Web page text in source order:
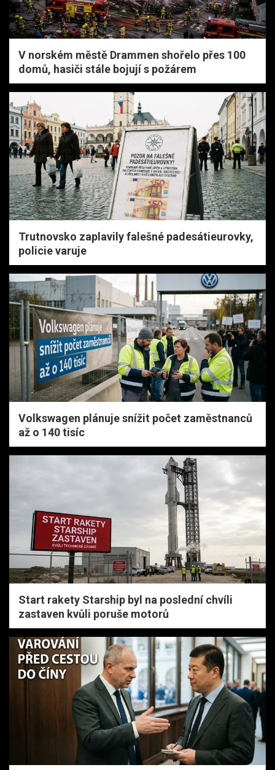
V norském městě Drammen shořelo přes 100
domů, hasiči stále bojují s požárem
Trutnovsko zaplavily falešné padesátieurovky,
policie varuje
Volkswagen plánuje snížit počet zaměstnanců
až o 140 tisíc
Start rakety Starship byl na poslední chvíli
zastaven kvůli poruše motorů